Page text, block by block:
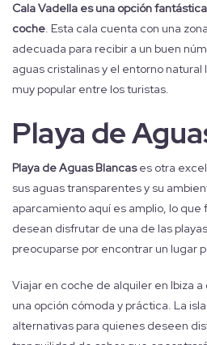
Cala Vadella es una opción
coche. Esta cala cuenta con una
adecuada para recibir a un buen
aguas cristalinas y el entorno
muy popular entre los turistas.
Playa de
Playa de Aguas Blancases otra
sus aguas transparentes y su
aparcamiento aquí es amplio, lo que
desean disfrutar de una de las
preocuparse por encontrar un lugar
Viajar en coche de alquiler en Ibiza
una opción cómoda y práctica. La
alternativas para quienes deseen